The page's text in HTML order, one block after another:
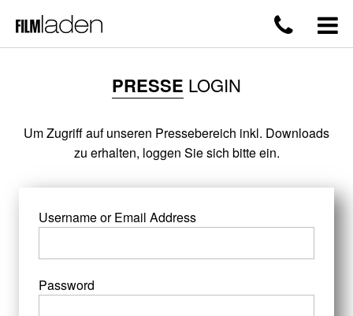
PRESSE LOGIN
Um Zugriff auf unseren Pressebereich inkl. Downloads
zu erhalten, loggen Sie sich bitte ein.
Username or Email Address
Password